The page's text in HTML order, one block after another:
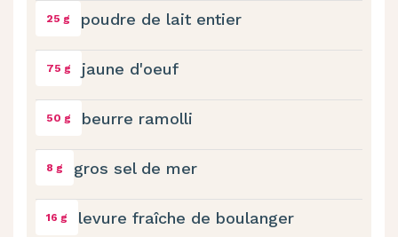
25 g poudre de lait entier
75 g jaune d'oeuf
50 g beurre ramolli
8 g gros sel de mer
16 g levure fraîche de boulanger